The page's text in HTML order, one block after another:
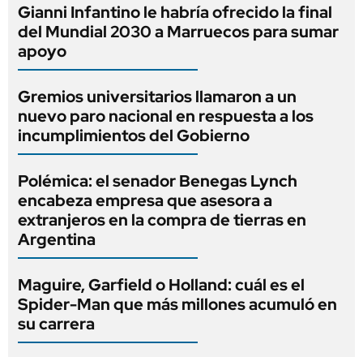
Gianni Infantino le habría ofrecido la final
del Mundial 2030 a Marruecos para sumar
apoyo
Gremios universitarios llamaron a un
nuevo paro nacional en respuesta a los
incumplimientos del Gobierno
Polémica: el senador Benegas Lynch
encabeza empresa que asesora a
extranjeros en la compra de tierras en
Argentina
Maguire, Garfield o Holland: cuál es el
Spider-Man que más millones acumuló en
su carrera